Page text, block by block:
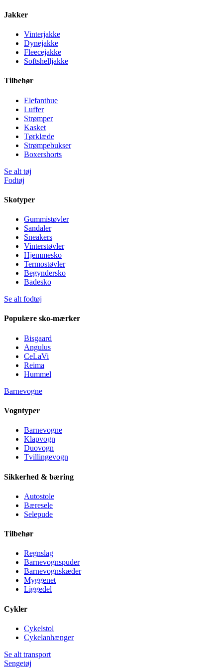
Jakker
Vinterjakke
Dynejakke
Fleecejakke
Softshelljakke
Tilbehør
Elefanthue
Luffer
Strømper
Kasket
Tørklæde
Strømpebukser
Boxershorts
Se alt tøj
Fodtøj
Skotyper
Gummistøvler
Sandaler
Sneakers
Vinterstøvler
Hjemmesko
Termostøvler
Begyndersko
Badesko
Se alt fodtøj
Populære sko-mærker
Bisgaard
Angulus
CeLaVi
Reima
Hummel
Barnevogne
Vogntyper
Barnevogne
Klapvogn
Duovogn
Tvillingevogn
Sikkerhed & bæring
Autostole
Bæresele
Selepude
Tilbehør
Regnslag
Barnevognspuder
Barnevognskæder
Myggenet
Liggedel
Cykler
Cykelstol
Cykelanhænger
Se alt transport
Sengetøj